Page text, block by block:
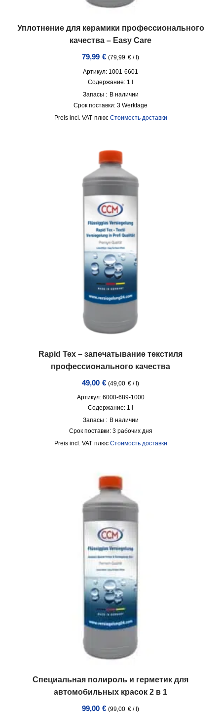
Уплотнение для керамики профессионального
качества – Easy Care
79,99 € (79,99 € / )
Артикул: 1001-6601
Содержание: 1 l
Запасы : В наличии
Срок поставки: 3 Werktage
incl. VAT плюс Стоимость доставки
Rapid Tex – запечатывание текстиля
профессионального качества
49,00 € (49,00 € /l)
Артикул: 6000-689-1000
Содержание: 1
Запасы : В наличии
Срок поставки: 3 рабочих дня
incl. VAT плюс Стоимость доставки
Специальная полироль и герметик для
автомобильных красок 2 в 1
99,00 € (99,00 € / )